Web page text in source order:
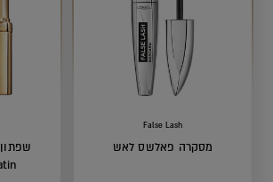
False Lash
מסקרה פאלשס לאש